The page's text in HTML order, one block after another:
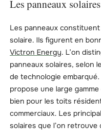
Les panneaux solaires
Les panneaux
solaire. Ils figurent en
Victron Energy. L’on
panneaux solaires, selon
de technologie
propose une large
bien pour les toits
commerciaux. Les
solaires que l’on